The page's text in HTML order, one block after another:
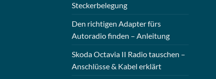
Steckerbelegung
Den richtigen Adapter fürs
Autoradio finden – Anleitung
Skoda Octavia II Radio tauschen –
Anschlüsse & Kabel erklärt